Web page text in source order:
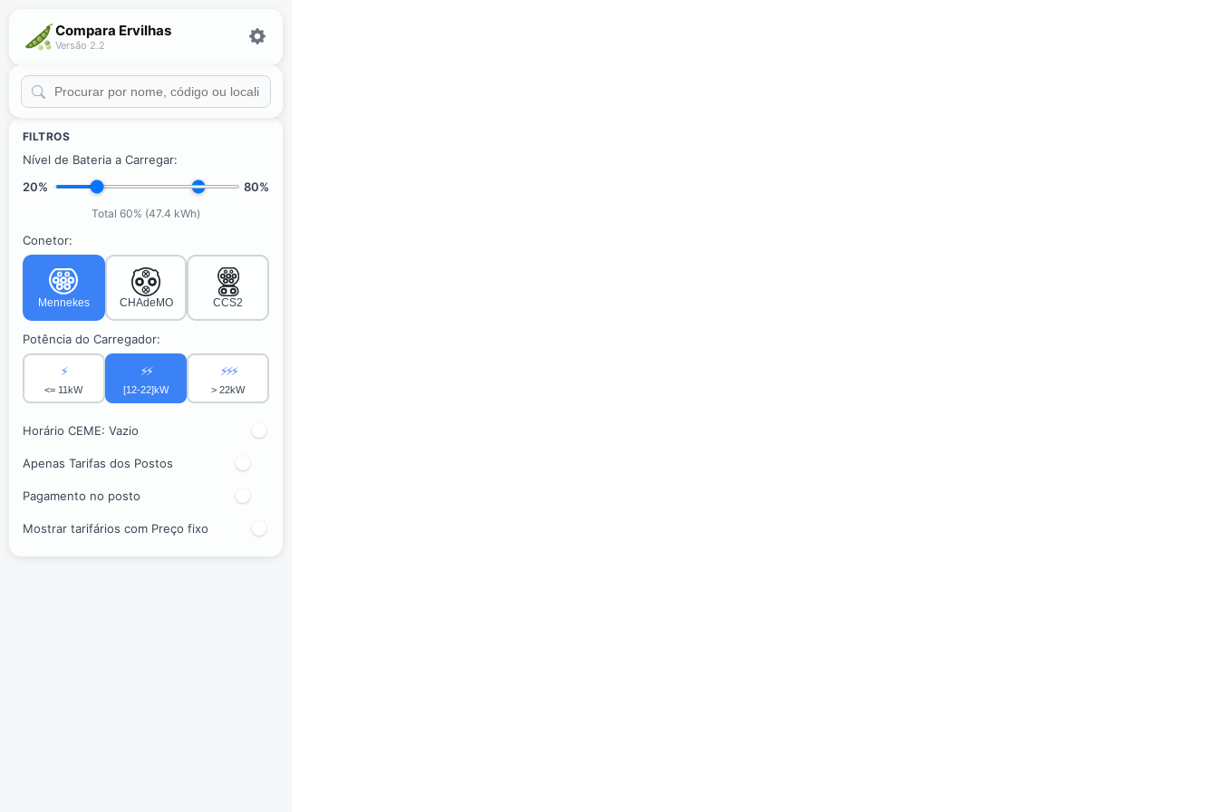
Compara Ervilhas
Versão 2.2
FILTROS
Nível de Bateria a Carregar:
20%
80%
Total 60% (47.4 kWh)
Conetor:
Mennekes CHAdeMO CCS2
Potência do Carregador:
⚡
<= 11kW
⚡⚡
[12-22]kW
⚡⚡⚡
> 22kW
Horário CEME: Vazio
Apenas Tarifas dos Postos
Pagamento no posto
Mostrar tarifários com Preço fixo